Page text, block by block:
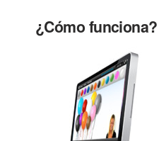
¿Cómo funciona?